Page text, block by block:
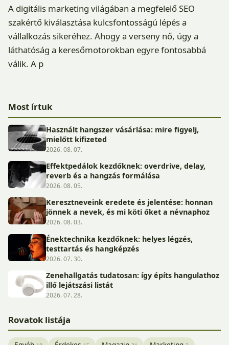
A digitális marketing világában a megfelelő SEO
szakértő kiválasztása kulcsfontosságú lépés a
vállalkozás sikeréhez. Ahogy a verseny nő, úgy a
láthatóság a keresőmotorokban egyre fontosabbá
válik. A p
Most írtuk
Használt hangszer vásárlása: mire figyelj,
mielőtt kifizeted
2026. 08. 07.
Effektpedálok kezdőknek: overdrive, delay,
reverb és a hangzás formálása
2026. 08. 05.
Keresztneveink eredete és jelentése: honnan
jönnek a nevek, és mi köti őket a névnaphoz
2026. 08. 03.
Énektechnika kezdőknek: helyes légzés,
testtartás és hangképzés
2026. 07. 30.
Zenehallgatás tudatosan: így építs hangulathoz
illő lejátszási listát
2026. 07. 28.
Rovatok listája